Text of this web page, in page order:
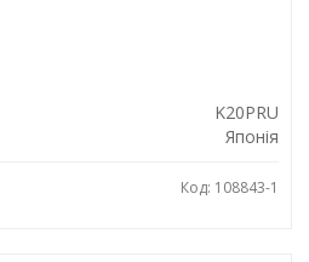
K20PRU
Японія
Код: 108843-1